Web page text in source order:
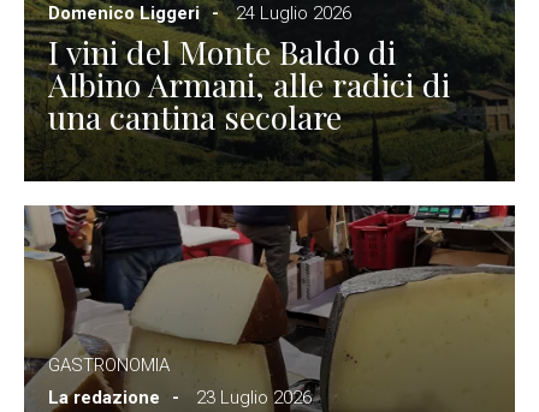
Domenico Liggeri
24 Luglio 2026
I vini del Monte Baldo di
Albino Armani, alle radici di
una cantina secolare
GASTRONOMIA
La redazione
23 Luglio 2026